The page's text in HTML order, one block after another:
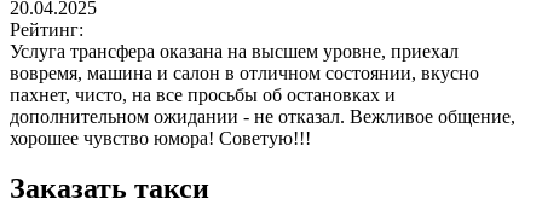
20.04.2025
Рейтинг:
Услуга трансфера оказана на высшем уровне, приехал
вовремя, машина и салон в отличном состоянии, вкусно
пахнет, чисто, на все просьбы об остановках и
дополнительном ожидании - не отказал. Вежливое общение,
хорошее чувство юмора! Советую!!!
Заказать такси